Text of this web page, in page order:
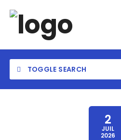
TOGGLE SEARCH
2
JUIL
2026